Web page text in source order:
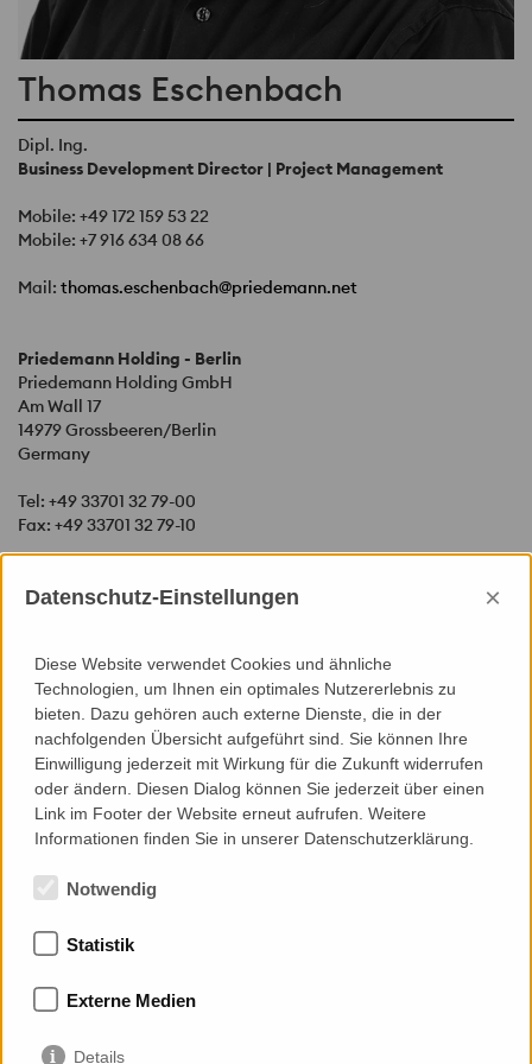
Thomas Eschenbach
Dipl. Ing.
Business Development Director | Project Management
Mobile: +49 172 159 53 22
Mobile: +7 916 634 08 66
Mail: thomas.eschenbach@priedemann.net
Priedemann Holding - Berlin
Priedemann Holding GmbH
Am Wall 17
14979 Grossbeeren/Berlin
Germany
Tel: +49 33701 32 79-00
Fax: +49 33701 32 79-10
Web:http://priedemann.net
For more Information on Priedemann Facade
Experts,
please click on the following links below:
View or download (89 MB):
Priedemann Book 2021-Link
Mitgliedschaften
Datenschutz-Einstellungen ×
Diese Website verwendet Cookies und ähnliche
Technologien, um Ihnen ein optimales Nutzererlebnis zu
bieten. Dazu gehören auch externe Dienste, die in der
nachfolgenden Übersicht aufgeführt sind. Sie können Ihre
Einwilligung jederzeit mit Wirkung für die Zukunft widerrufen
oder ändern. Diesen Dialog können Sie jederzeit über einen
Link im Footer der Website erneut aufrufen. Weitere
Informationen finden Sie in unserer Datenschutzerklärung.
Notwendig
Statistik
Externe Medien
Details